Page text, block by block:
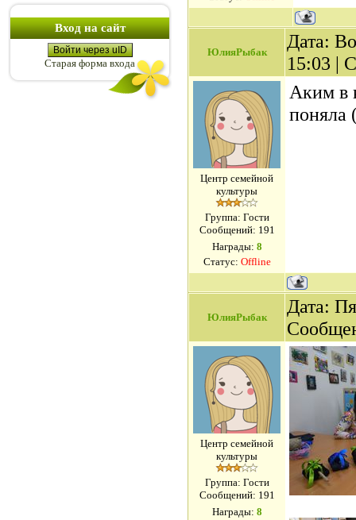
Вход на сайт
Войти через uID
Старая форма входа
ЮлияРыбак
Дата:
15:03 |
Центр семейной
культуры
Группа: Гости
Сообщений: 191
Награды: 8
Статус: Offline
Аким в
поняла
ЮлияРыбак
Дата:
Центр семейной
культуры
Группа: Гости
Сообщений: 191
Награды: 8